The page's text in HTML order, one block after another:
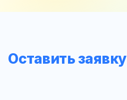
Оставить заявку